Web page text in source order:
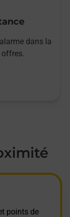
dans la
offres.
points de